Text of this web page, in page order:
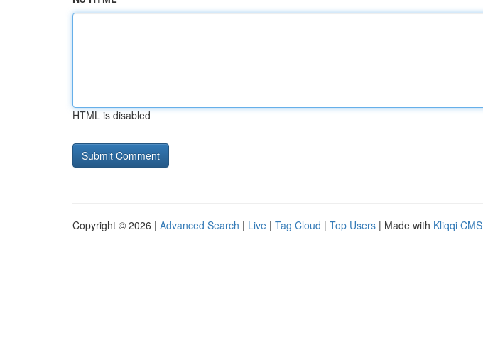
HTML is disabled
Copyright © 2026 | Advanced Search | Live | Tag Cloud | Top Users | Made with Kliqqi CMS